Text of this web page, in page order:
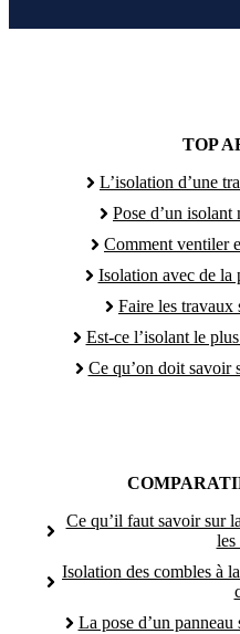
TOP
L’isolation d’une
Pose d’un isolant
Comment ventiler
Isolation avec de la
Faire les travaux
Est-ce l’isolant le
Ce qu’on doit savoir
Ce qu’il faut savoir sur
les
Isolation des combles à
La pose d’un